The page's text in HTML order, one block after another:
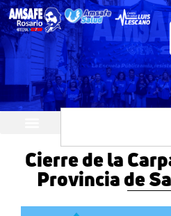
Cierre de la
Provincia de